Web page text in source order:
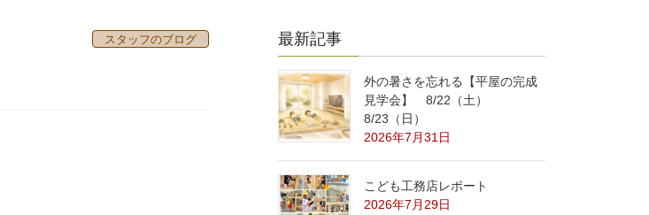
スタッフのブログ 最新記事
外の暑さを忘れる【平屋の完成
見学会】 8/22（土）
8/23（日）
2026年7月31日
こども工務店レポート
2026年7月29日